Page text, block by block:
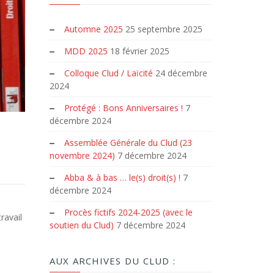
Automne 2025 25 septembre 2025
MDD 2025 18 février 2025
Colloque Clud / Laïcité 24 décembre
2024
Protégé : Bons Anniversaires ! 7
décembre 2024
Assemblée Générale du Clud (23
novembre 2024) 7 décembre 2024
Abba & à bas … le(s) droit(s) ! 7
décembre 2024
Procès fictifs 2024-2025 (avec le
soutien du Clud) 7 décembre 2024
AUX ARCHIVES DU CLUD :